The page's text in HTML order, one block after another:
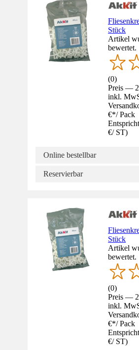
Stück
Artikel
bewertet.
(0)
Preis —
inkl.
€*/ Pack
€/ ST)
Online bestellbar
Reservierbar
Stück
Artikel
bewertet.
(0)
Preis —
inkl.
€*/ Pack
€/ ST)